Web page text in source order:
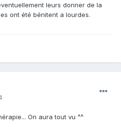
leurs donner de la
ont été bénitent a lourdes.
On aura tout vu ^^